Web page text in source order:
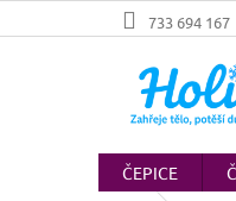
na
733 694 167
ČEPICE